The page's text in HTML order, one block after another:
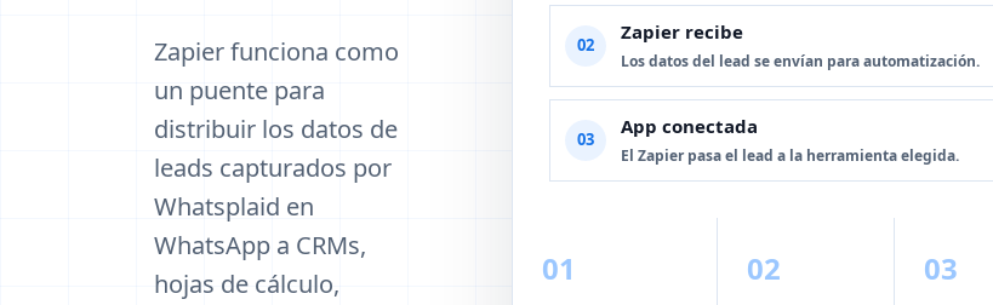
Zapier funciona como
un puente para
distribuir los datos de
leads capturados por
Whatsplaid en
WhatsApp a CRMs,
hojas de cálculo,
02
Zapier recibe
Los datos del lead se envían para automatización.
03
App conectada
El Zapier pasa el lead a la herramienta elegida.
01 02 03